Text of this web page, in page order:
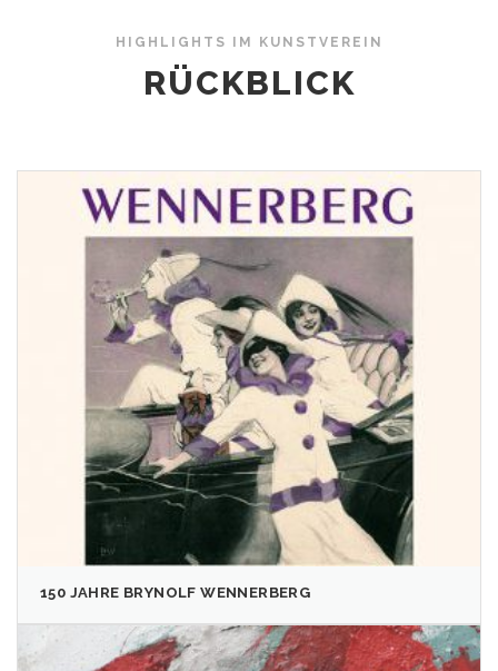
HIGHLIGHTS IM KUNSTVEREIN
RÜCKBLICK
150 JAHRE BRYNOLF WENNERBERG